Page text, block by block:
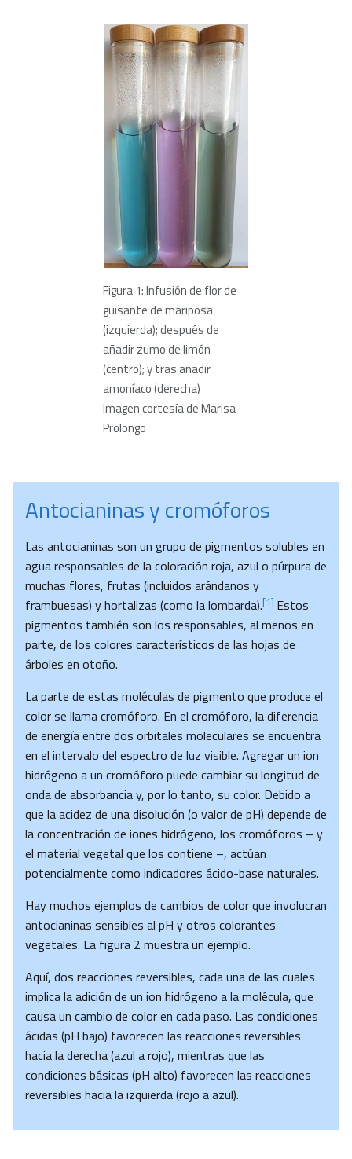
Figura 1: Infusión de flor de
guisante de mariposa
(izquierda); después de
añadir zumo de limón
(centro); y tras añadir
amoníaco (derecha)
Imagen cortesía de Marisa
Prolongo
Antocianinas y cromóforos
Las antocianinas son un grupo de pigmentos solubles en
agua responsables de la coloración roja, azul o púrpura de
muchas flores, frutas (incluidos arándanos y
frambuesas) y hortalizas (como la lombarda).[1] Estos
pigmentos también son los responsables, al menos en
parte, de los colores característicos de las hojas de
árboles en otoño.
La parte de estas moléculas de pigmento que produce el
color se llama cromóforo. En el cromóforo, la diferencia
de energía entre dos orbitales moleculares se encuentra
en el intervalo del espectro de luz visible. Agregar un ion
hidrógeno a un cromóforo puede cambiar su longitud de
onda de absorbancia y, por lo tanto, su color. Debido a
que la acidez de una disolución (o valor de pH) depende de
la concentración de iones hidrógeno, los cromóforos – y
el material vegetal que los contiene –, actúan
potencialmente como indicadores ácido-base naturales.
Hay muchos ejemplos de cambios de color que involucran
antocianinas sensibles al pH y otros colorantes
vegetales. La figura 2 muestra un ejemplo.
Aquí, dos reacciones reversibles, cada una de las cuales
implica la adición de un ion hidrógeno a la molécula, que
causa un cambio de color en cada paso. Las condiciones
ácidas (pH bajo) favorecen las reacciones reversibles
hacia la derecha (azul a rojo), mientras que las
condiciones básicas (pH alto) favorecen las reacciones
reversibles hacia la izquierda (rojo a azul).